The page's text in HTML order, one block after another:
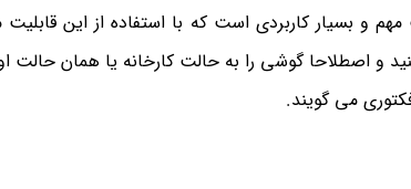
و بسیار کاربردی است که با استفاده از این قابلیت
اصطلاحا گوشی را به حالت کارخانه یا همان حالت
می گویند.